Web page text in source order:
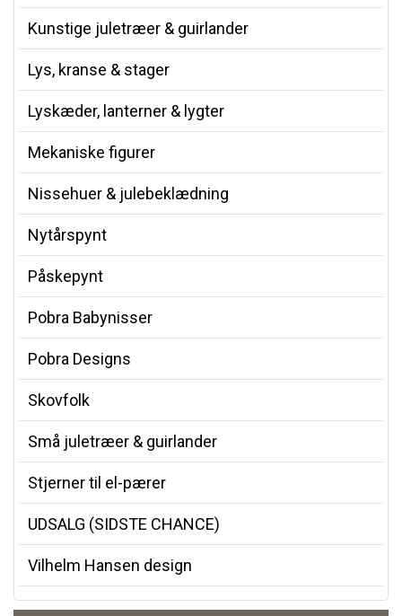
Kunstige juletræer & guirlander
Lys, kranse & stager
Lyskæder, lanterner & lygter
Mekaniske figurer
Nissehuer & julebeklædning
Nytårspynt
Påskepynt
Pobra Babynisser
Pobra Designs
Skovfolk
Små juletræer & guirlander
Stjerner til el-pærer
UDSALG (SIDSTE CHANCE)
Vilhelm Hansen design